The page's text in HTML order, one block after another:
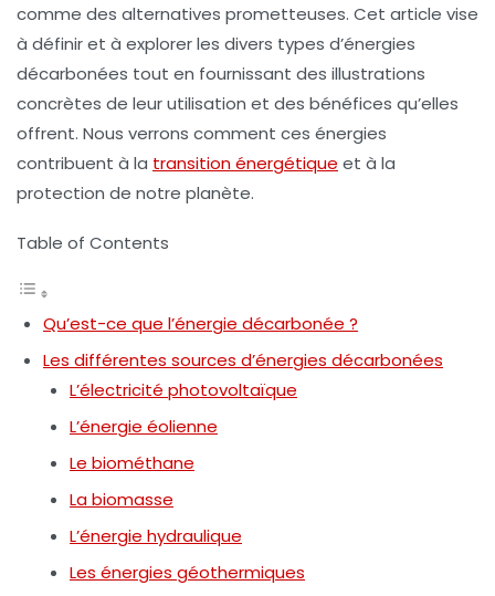
comme des alternatives prometteuses. Cet article vise
à définiret à explorer les divers types d’énergies
décarbonées tout en fournissant des illustrations
concrètes de leur utilisation et des bénéfices qu’elles
offrent. Nous verrons comment ces énergies
contribuent à la transition énergétique et à la
protection de notre planète.
Table of Contents
Qu’est-ce que l’énergie décarbonée ?
Les différentes sources d’énergies décarbonées
L’électricité photovoltaïque
L’énergie éolienne
Le biométhane
La biomasse
L’énergie hydraulique
Les énergies géothermiques